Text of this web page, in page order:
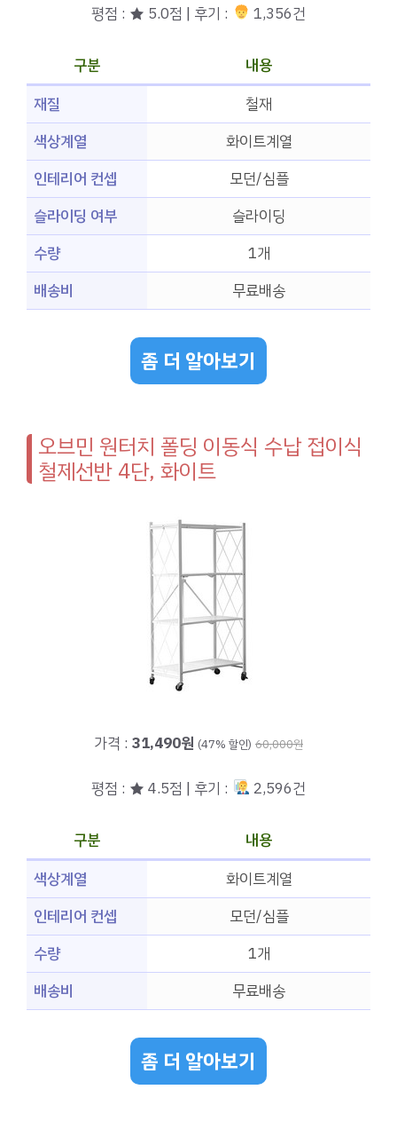
평점 : ★ 5.0점 | 후기 : 1,356건
구분
내용
재질
철재
색상계열
화이트계열
인테리어 컨셉
모던/심플
슬라이딩 여부
슬라이딩
수량
1개
배송비
무료배송
좀 더 알아보기
오브민 원터치 폴딩 이동식 수납 접이식
철제선반 4단, 화이트
가격 : 31,490원 (47% 할인) 60,000원
평점 : ★ 4.5점 | 후기 : 2,596건
구분
내용
색상계열
화이트계열
인테리어 컨셉
모던/심플
수량
1개
배송비
무료배송
좀 더 알아보기